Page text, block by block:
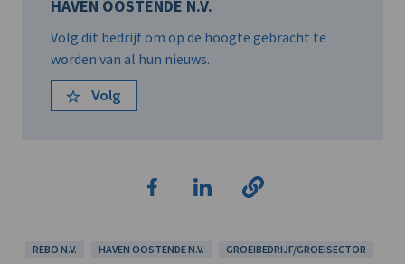
HAVEN OOSTENDE N.V.
Volg dit bedrijf om op de hoogte gebracht te
worden van al hun nieuws.
Volg
REBO N.V. HAVEN OOSTENDE N.V. GROEIBEDRIJF/GROEISECTOR